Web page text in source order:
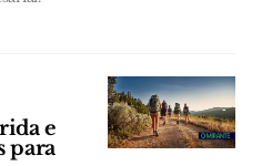
e
para